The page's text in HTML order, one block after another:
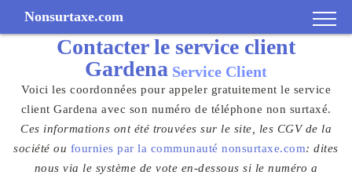
Nonsurtaxe.com
Contacter le service client
Gardena Service Client
Voici les coordonnées pour appeler gratuitement le service
client Gardena avec son numéro de téléphone non surtaxé.
Ces informations ont été trouvées sur le site, les CGV de la
société ou fournies par la communauté nonsurtaxe.com: dites
nous via le système de vote en-dessous si le numéro a